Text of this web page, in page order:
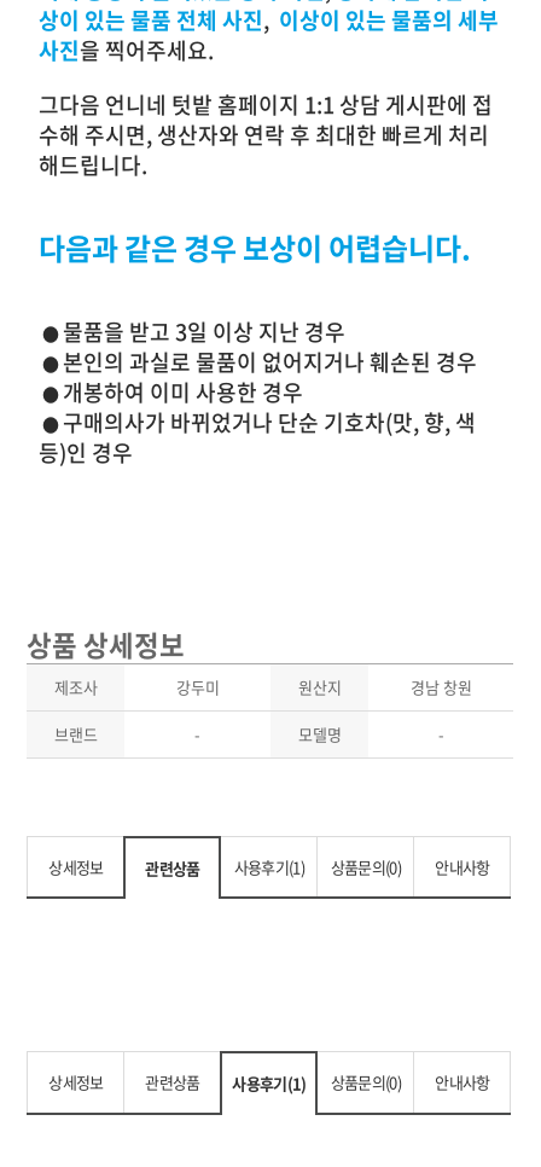
상이 있는 물품 전체 사진, 이상이 있는 물품의 세부
사진을 찍어주세요.
그다음 언니네 텃밭 홈페이지 1:1 상담 게시판에 접
수해 주시면, 생산자와 연락 후 최대한 빠르게 처리
해드립니다.
다음과 같은 경우 보상이 어렵습니다.
● 물품을 받고 3일 이상 지난 경우
●본인의 과실로 물품이 없어지거나 훼손된 경우
● 개봉하여 이미 사용한 경우
● 구매의사가 바뀌었거나 단순 기호차(맛, 향, 색
등)인 경우
상품 상세정보
제조사 강두미 원산지 경남 창원
브랜드 - 모델명 -
상세정보 관련상품 사용후기(1) 상품문의(0) 안내사항
상세정보 관련상품 사용후기(1) 상품문의(0) 안내사항